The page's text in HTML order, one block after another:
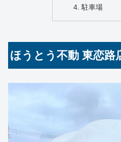
駐車場
ほうとう不動 東恋路